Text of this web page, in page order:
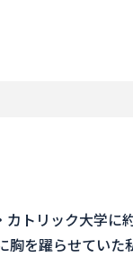
トリック大学に
を躍らせてい